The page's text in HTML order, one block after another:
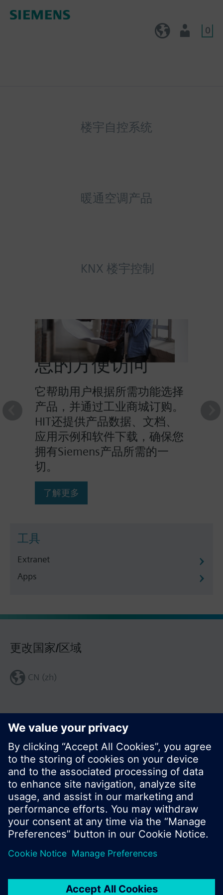
0
楼宇自控系统
暖通空调产品
KNX 楼宇控制
HIT提供对产品信
息的方便访问
它帮助用户根据所需功能选择
产品，并通过工业商城订购。
HIT还提供产品数据、文档、
应用示例和软件下载，确保您
拥有Siemens产品所需的一
切。
了解更多
工具
Extranet
Apps
更改国家/区域
CN (zh)